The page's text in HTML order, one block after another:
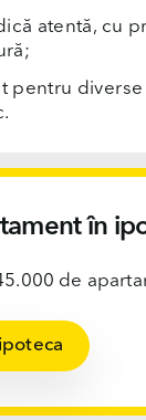
atentă, cu
pentru
în
de